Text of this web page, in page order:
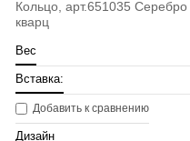
Кольцо, арт.651035
кварц
Вес
Вставка:
Добавить к сравнению
Дизайн